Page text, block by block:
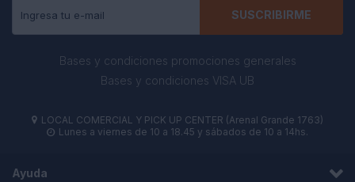
SUSCRIBIRME
Bases y condiciones promociones generales
Bases y condiciones VISA UB
 LOCAL COMERCIAL Y PICK UP CENTER (Arenal Grande 1763)
 Lunes a viernes de 10 a 18.45 y sábados de 10 a 14hs.
Ayuda